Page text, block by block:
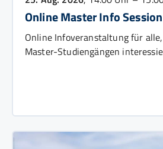
Online Master Info
Online Infoveranstaltung für
Master-Studiengängen